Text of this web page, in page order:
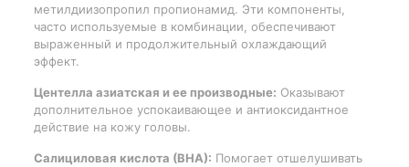
метилдиизопропил пропионамид. Эти компоненты,
часто используемые в комбинации, обеспечивают
выраженный и продолжительный охлаждающий
эффект.
Центелла азиатская и ее производные: Оказывают
дополнительное успокаивающее и антиоксидантное
действие на кожу головы.
Салициловая кислота (ВНА): Помогает отшелушивать